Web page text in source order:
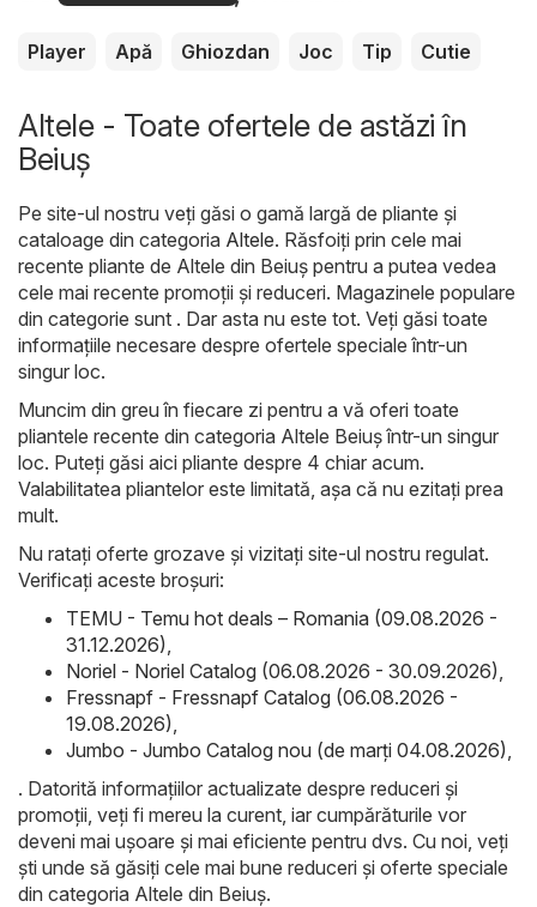
Player Apă Ghiozdan Joc Tip Cutie
Altele - Toate ofertele de astăzi în
Beiuș
Pe site-ul nostru veți găsi o gamă largă de pliante și
cataloage din categoria Altele. Răsfoiți prin cele mai
recente pliante de Altele din Beiuș pentru a putea vedea
cele mai recente promoții și reduceri. Magazinele populare
din categorie sunt . Dar asta nu este tot. Veți găsi toate
informațiile necesare despre ofertele speciale într-un
singur loc.
Muncim din greu în fiecare zi pentru a vă oferi toate
pliantele recente din categoria Altele Beiuș într-un singur
loc. Puteți găsi aici pliante despre 4 chiar acum.
Valabilitatea pliantelor este limitată, așa că nu ezitați prea
mult.
Nu ratați oferte grozave și vizitați site-ul nostru regulat.
Verificați aceste broșuri:
TEMU - Temu hot deals – Romania (09.08.2026 -
31.12.2026)
Noriel - Noriel Catalog (06.08.2026 - 30.09.2026)
Fressnapf - Fressnapf Catalog (06.08.2026 -
19.08.2026)
Jumbo - Jumbo Catalog nou (de marți 04.08.2026)
. Datorită informațiilor actualizate despre reduceri și
promoții, veți fi mereu la curent, iar cumpărăturile vor
deveni mai ușoare și mai eficiente pentru dvs. Cu noi, veți
ști unde să găsiți cele mai bune reduceri și oferte speciale
din categoria Altele din Beiuș.